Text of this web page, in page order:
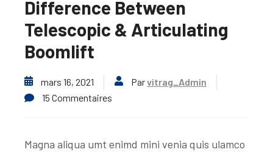
Difference Between
Telescopic & Articulating
Boomlift
mars 16, 2021 Parvitrag_Admin
15 Commentaires
Magna aliqua umt enimd mini venia quis ulamco